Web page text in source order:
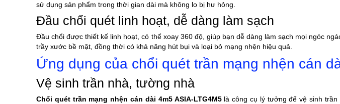
sử dụng sản phẩm trong thời gian dài mà không lo bị hư hỏng.
Đầu chổi quét linh hoạt, dễ dàng làm sạch
Đầu chổi được thiết kế linh hoạt, có thể xoay 360 độ, giúp bạn dễ dàng làm sạch mọi ngóc
trầy xước bề mặt, đồng thời có khả năng hút bụi và loại bỏ mạng nhện hiệu quả.
Ứng dụng của chổi quét trần mạng nhện cán
Vệ sinh trần nhà, tường nhà
Chổi quét trần mạng nhện cán dài 4m5 ASIA-LTG4M5là công cụ lý tưởng để vệ sinh